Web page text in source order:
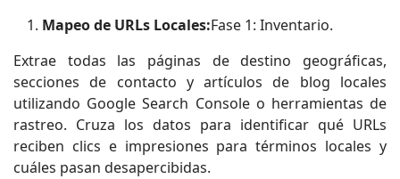
Mapeo de URLs Locales:Fase 1: Inventario.
Extrae todas las páginas de destino geográficas,
secciones de contacto y artículos de blog locales
utilizando Google Search Console o herramientas de
rastreo. Cruza los datos para identificar qué URLs
reciben clics e impresiones para términos locales y
cuáles pasan desapercibidas.